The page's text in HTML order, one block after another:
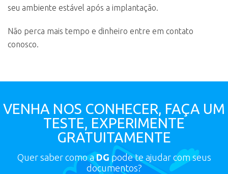
seu ambiente estável após a implantação.
Não perca mais tempo e dinheiro entre em contato
conosco.
VENHA NOS CONHECER, FAÇA UM
TESTE, EXPERIMENTE
GRATUITAMENTE
Quer saber como aDG pode te ajudar com seus
documentos?